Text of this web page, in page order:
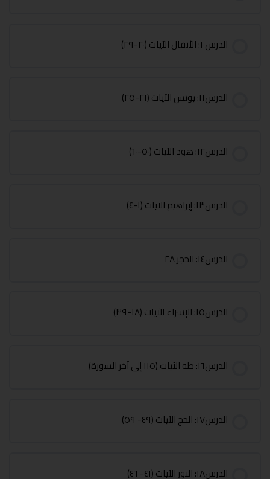
الدرس١٠: الأنفال الآيات (٢٠-٢٩)
الدرس١١: يونس الآيات (٢١-٢٥)
الدرس١٢: هود الآيات (٥٠-٦٠)
الدرس١٣: إبراهيم الآيات (١-٤)
الدرس١٤: الحجر ٢٨
الدرس١٥: الإسراء الآيات (١٨-٣٩)
الدرس١٦: طه الآيات (١١٥ إلى آخر السورة)
الدرس١٧: الحج الآيات (٤٩- ٥٩)
الدرس١٨: النور الآيات (٤١- ٤٦)